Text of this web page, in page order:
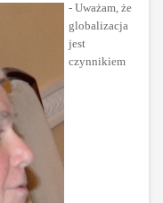
- Uważam, że
globalizacja
jest
czynnikiem